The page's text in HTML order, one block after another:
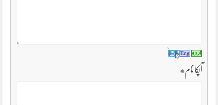
آپکا نام*